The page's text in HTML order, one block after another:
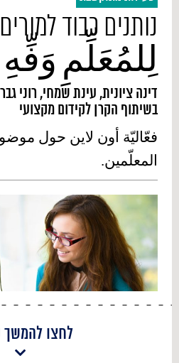
נותנים כבוד
لِلمُعَلِّمِ وَفِّهِ
דינה ציונית, עינת שמחי, רוני
בשיתוף הקרן לקידום מקצועי
فعّاليّة أون لاين حول
المعلّمين.
לחצו להמשך